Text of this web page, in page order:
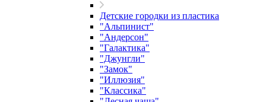
Детские городки из пластика
"Альпинист"
"Андерсон"
"Галактика"
"Джунгли"
"Замок"
"Иллюзия"
"Классика"